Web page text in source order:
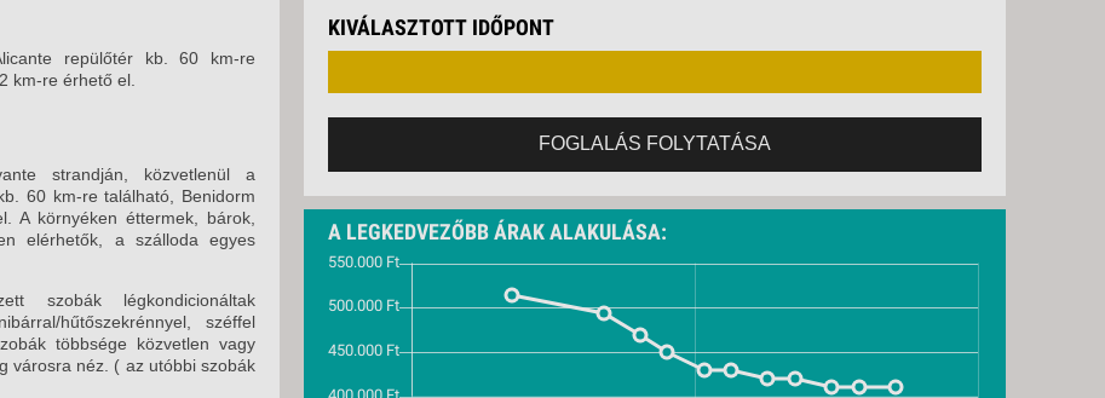
TOURS
A LEGKEDVEZŐBB ÁRAK ALAKULÁSA:
2026. SZEPTEMBER 09., SZERDA -
2026. SZEPTEMBER 12., SZOMBAT -8 NAP / 7 ÉJSZAKA
2026. SZEPTEMBER 16., SZERDA -8 NAP / 7 ÉJSZAKA
2026. SZEPTEMBER 19., SZOMBAT -8 NAP / 7 ÉJSZAKA
KIVÁLASZTOTT IDŐPONT
FOGLALÁS FOLYTATÁSA
repülőtér kb. 60 km-re
km-re érhető el.
strandján, közvetlenül a
60 km-re található, Benidorm
A környéken éttermek, bárok,
elérhetők, a szálloda egyes
szobák légkondicionáltak
hűtőszekrénnyel, széffel
többsége közvetlen vagy
városra néz. ( az utóbbi szobák